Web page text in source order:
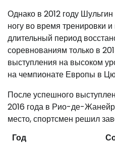
Однако в 2012 году
ногу во время тренировки
длительный период
соревнованиям только в
выступления на высоком
на чемпионате Европы в
После успешного
2016 года в Рио-де-
место, спортсмен решил
Год